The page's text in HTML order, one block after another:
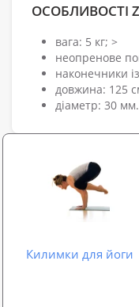
ОСОБЛИВОСТІ
вага: 5 кг; >
неопренове
наконечники
довжина: 125
діаметр: 30 мм.
Килимки для йоги